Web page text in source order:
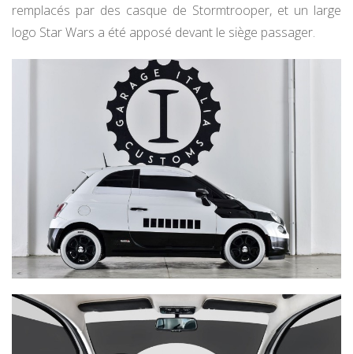
remplacés par des casque de Stormtrooper, et un large
logo Star Wars a été apposé devant le siège passager.